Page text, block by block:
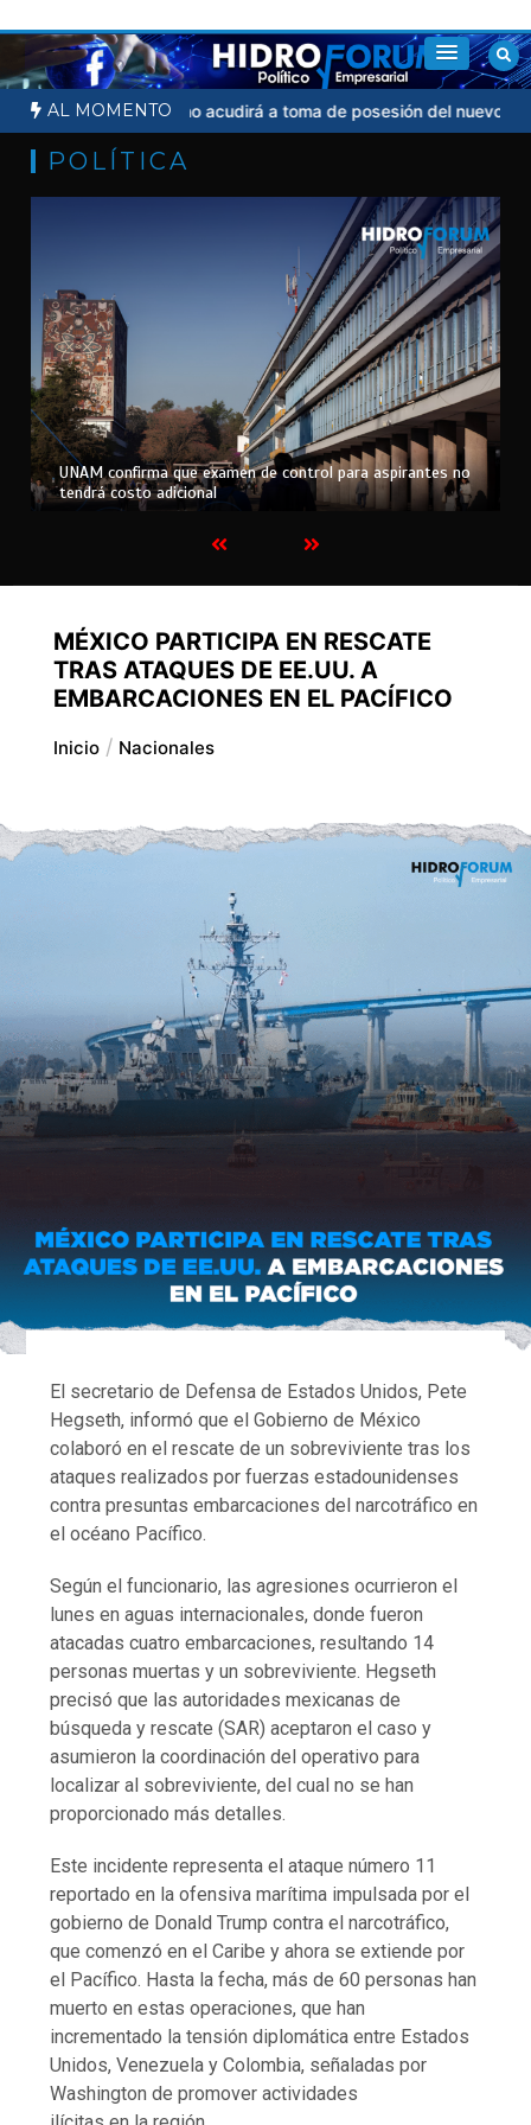
al
contenido
AL MOMENTO
Sheinbaum no acudirá a toma de posesión del nuevo
POLÍTICA
UNAM confirma que examen de control para aspirantes no
tendrá costo adicional
MÉXICO PARTICIPA EN RESCATE
TRAS ATAQUES DE EE.UU. A
EMBARCACIONES EN EL PACÍFICO
Inicio Nacionales
El secretario de Defensa de Estados Unidos, Pete
Hegseth, informó que el Gobierno de México
colaboró en el rescate de un sobreviviente tras los
ataques realizados por fuerzas estadounidenses
contra presuntas embarcaciones del narcotráfico en
el océano Pacífico.
Según el funcionario, las agresiones ocurrieron el
lunes en aguas internacionales, donde fueron
atacadas cuatro embarcaciones, resultando 14
personas muertas y un sobreviviente. Hegseth
precisó que las autoridades mexicanas de
búsqueda y rescate (SAR) aceptaron el caso y
asumieron la coordinación del operativo para
localizar al sobreviviente, del cual no se han
proporcionado más detalles.
Este incidente representa el ataque número 11
reportado en la ofensiva marítima impulsada por el
gobierno de Donald Trump contra el narcotráfico,
que comenzó en el Caribe y ahora se extiende por
el Pacífico. Hasta la fecha, más de 60 personas han
muerto en estas operaciones, que han
incrementado la tensión diplomática entre Estados
Unidos, Venezuela y Colombia, señaladas por
Washington de promover actividades